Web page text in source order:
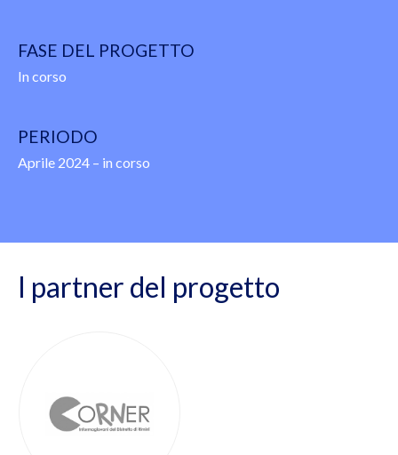
FASE DEL PROGETTO
In corso
PERIODO
Aprile 2024 – in corso
I partner del progetto